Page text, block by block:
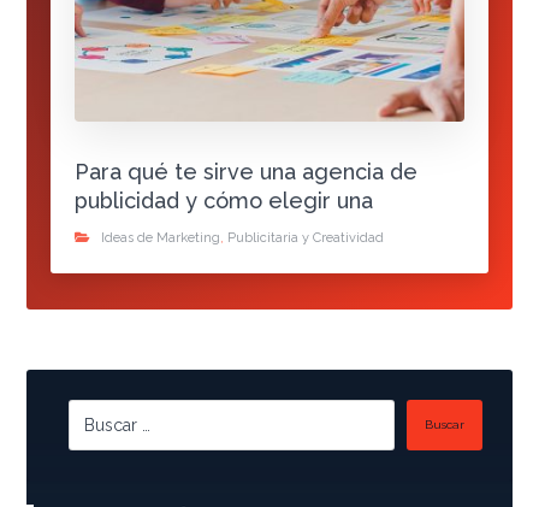
Para qué te sirve una agencia de
publicidad y cómo elegir una
Ideas de Marketing, Publicitaria y Creatividad
Buscar